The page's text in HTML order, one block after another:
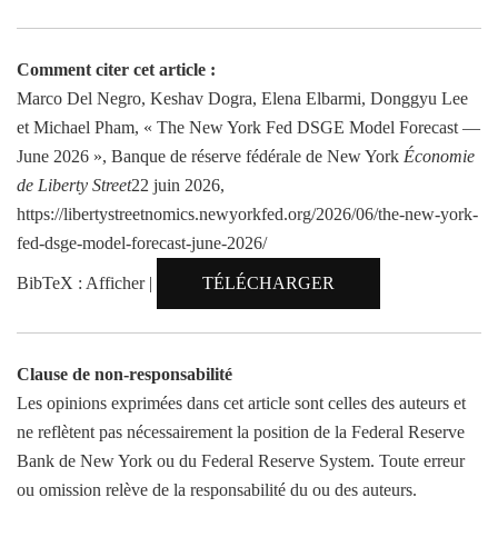
Comment citer cet article :
Marco Del Negro, Keshav Dogra, Elena Elbarmi, Donggyu Lee
et Michael Pham, « The New York Fed DSGE Model Forecast —
June 2026 », Banque de réserve fédérale de New York Économie
de Liberty Street22 juin 2026,
https://libertystreetnomics.newyorkfed.org/2026/06/the-new-york-
fed-dsge-model-forecast-june-2026/
BibTeX : Afficher | TÉLÉCHARGER
Clause de non-responsabilité
Les opinions exprimées dans cet article sont celles des auteurs et
ne reflètent pas nécessairement la position de la Federal Reserve
Bank de New York ou du Federal Reserve System. Toute erreur
ou omission relève de la responsabilité du ou des auteurs.